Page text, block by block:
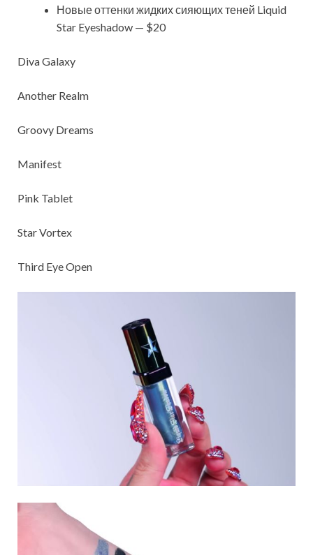
Новые оттенки жидких сияющих теней Liquid
Star Eyeshadow — $20
Diva Galaxy
Another Realm
Groovy Dreams
Manifest
Pink Tablet
Star Vortex
Third Eye Open